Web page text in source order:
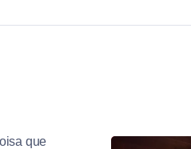
que